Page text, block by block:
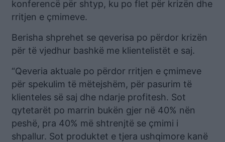
konferencë për shtyp, ku po flet për krizën dhe
rritjen e çmimeve.
Berisha shprehet se qeverisa po përdor krizën
për të vjedhur bashkë me klientelistët e saj.
“Qeveria aktuale po përdor rritjen e çmimeve
për spekulim të mëtejshëm, për pasurim të
klienteles së saj dhe ndarje profitesh. Sot
qytetarët po marrin bukën gjer në 40% nën
peshë, pra 40% më shtrenjtë se çmimi i
shpallur. Sot produktet e tjera ushqimore kanë